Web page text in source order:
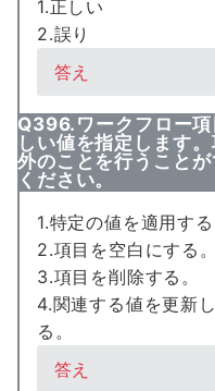
1.正しい
2.誤り
答え
Q396.ワークフロー
しい値を指定します
外のことを行うこと
ください。
1.特定の値を適用する
2.項目を空白にする。
3.項目を削除する。
4.関連する値を更新
る。
答え